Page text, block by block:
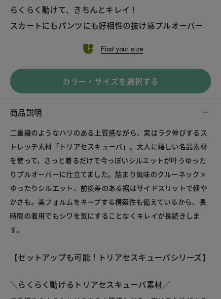
らくらく動けて、きちんとキレイ！
スカートにもパンツにも好相性の抜け感プルオーバー
Find your size
カラー・サイズを選択する
商品説明
二重織のようなハリのある上質感ながら、実はラク伸びするス
トレッチ素材「トリアセスキューバ」。大人に嬉しい名品素材
を使って、さっと着るだけで今っぽいシルエットが叶うゆった
りプルオーバーに仕立てました。詰まり気味のクルーネック×
ゆったりシルエット、前後差のある裾はサイドスリットで軽や
かさも。美フォルムをキープする構築性も備えているから、長
時間の着用でもシワを気にすることなくキレイが長続きしま
す。
【セットアップも可能！トリアセスキューバシリーズ】
＼らくらく動けるトリアセスキューバ素材／
LINE X メール